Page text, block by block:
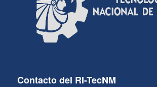
Contacto del RI-TecNM